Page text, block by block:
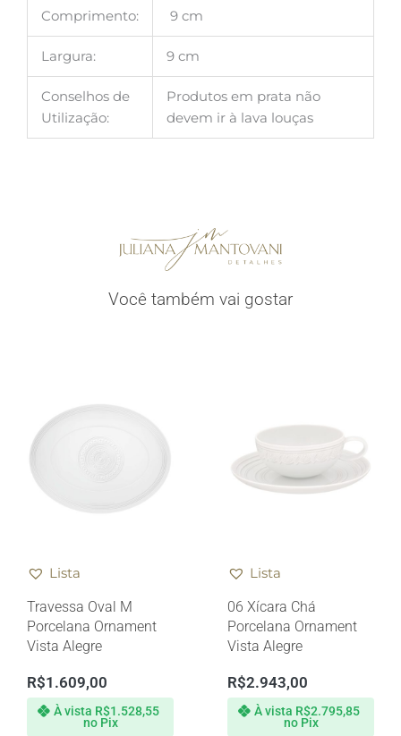
Comprimento: 9 cm
Largura: 9 cm
Conselhos de
Utilização:
Produtos em prata não
devem ir à lava louças
Você também vai gostar
Lista
Travessa Oval M
Porcelana Ornament
Vista Alegre
R$1.609,00
À vista R$1.528,55
no Pix
Lista
06 Xícara Chá
Porcelana Ornament
Vista Alegre
R$2.943,00
À vista R$2.795,85
no Pix